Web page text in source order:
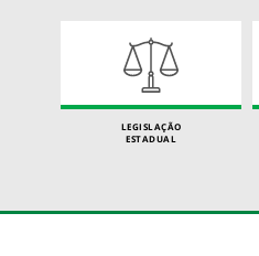
LEGISLAÇÃO
ESTADUAL